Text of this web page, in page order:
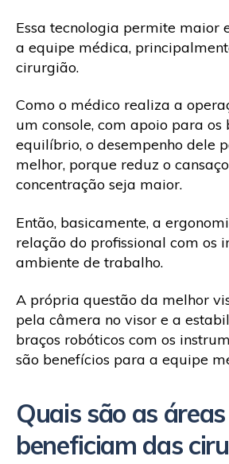
Essa tecnologia permite maior
a equipe médica,
cirurgião.
Como o médico realiza a
um console, com apoio para os
equilíbrio, o desempenho dele
melhor, porque reduz o
concentração seja maior.
Então, basicamente, a
relação do profissional com os
ambiente de trabalho.
A própria questão da melhor
pela câmera no visor e a
braços robóticos com os
são benefícios para a equipe
Quais são as
beneficiam das